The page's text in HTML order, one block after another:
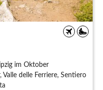
im Oktober
delle Ferriere, Sentiero